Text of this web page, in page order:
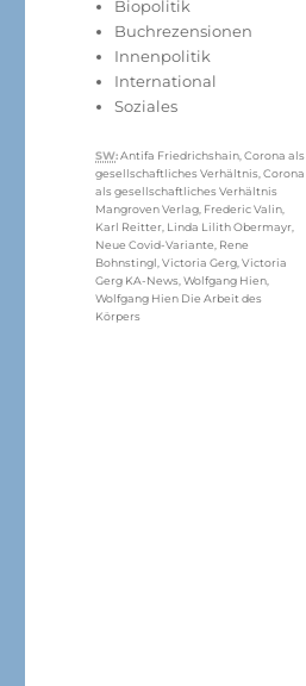
Kategorien
Biopolitik
Buchrezensionen
Innenpolitik
International
Soziales
Schlagwörter
SW:Antifa Friedrichshain ,Corona als
gesellschaftliches Verhältnis ,Corona
als gesellschaftliches Verhältnis
Mangroven Verlag Frederic Valin
Karl Reitter Linda Lilith Obermayr
Neue Covid-Variante Rene
Bohnstingl ,Victoria Gerg ,Victoria
Gerg KA-News ,Wolfgang Hien
Wolfgang Hien Die Arbeit des
Körpers